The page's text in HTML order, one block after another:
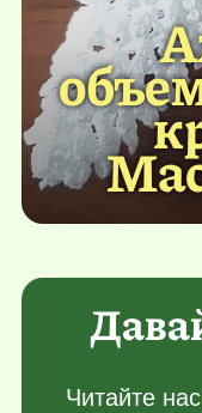
Читайте